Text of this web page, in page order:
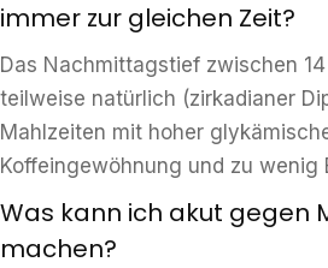
immer zur gleichen Zeit?
Das Nachmittagstief zwischen
teilweise natürlich (zirkadianer
Mahlzeiten mit hoher
Koffeingewöhnung und zu wenig
Was kann ich akut gegen
machen?